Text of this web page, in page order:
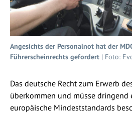
Angesichts der Personalnot hat der
Führerscheinrechts gefordert | Foto:
Das deutsche Recht zum Erwerb
überkommen und müsse
europäische Mindeststandards